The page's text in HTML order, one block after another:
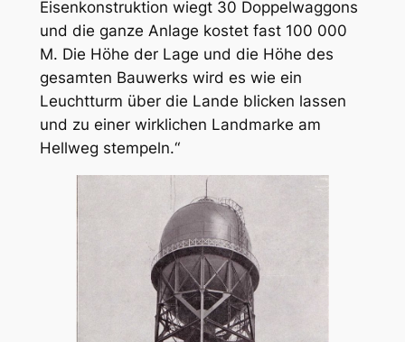
Eisenkonstruktion wiegt 30 Doppelwaggons
und die ganze Anlage kostet fast 100 000
M. Die Höhe der Lage und die Höhe des
gesamten Bauwerks wird es wie ein
Leuchtturm über die Lande blicken lassen
und zu einer wirklichen Landmarke am
Hellweg stempeln.“